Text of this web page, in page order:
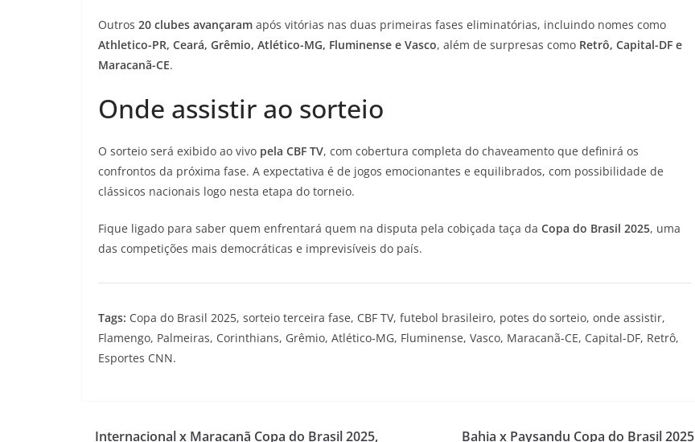
Outros 20 clubes avançaram após vitórias nas duas primeiras fases eliminatórias, incluindo nomes como
Athletico-PR, Ceará, Grêmio, Atlético-MG, Fluminense e Vasco, além de surpresas como Retrô, Capital-DF e
Maracanã-CE.
Onde assistir ao sorteio
O sorteio será exibido ao vivo pela CBF TV, com cobertura completa do chaveamento que definirá os
confrontos da próxima fase. A expectativa é de jogos emocionantes e equilibrados, com possibilidade de
clássicos nacionais logo nesta etapa do torneio.
Fique ligado para saber quem enfrentará quem na disputa pela cobiçada taça da Copa do Brasil 2025, uma
das competições mais democráticas e imprevisíveis do país.
Tags: Copa do Brasil 2025, sorteio terceira fase, CBF TV, futebol brasileiro, potes do sorteio, onde assistir,
Flamengo, Palmeiras, Corinthians, Grêmio, Atlético-MG, Fluminense, Vasco, Maracanã-CE, Capital-DF, Retrô,
Esportes CNN.
Internacional x Maracanã Copa do Brasil 2025, Bahia x Paysandu Copa do Brasil 2025